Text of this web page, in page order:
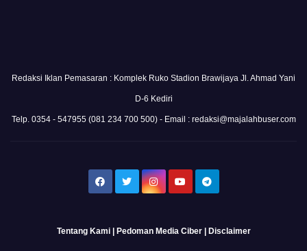
Redaksi Iklan Pemasaran : Komplek Ruko Stadion Brawijaya Jl. Ahmad Yani
D-6 Kediri
Telp. 0354 - 547955 (081 234 700 500) - Email : redaksi@majalahbuser.com
Tentang Kami| Pedoman Media Ciber| Disclaimer